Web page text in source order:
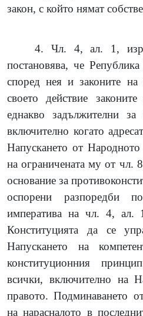
закон, с който нямат
4. Чл. 4, ал. 1,
постановява, че
според нея и законите
своето действие
еднакво задължителни за
включително когато
Напускането от
на ограничената му от чл.
основание за
оспорени разпоредби
императива на чл. 4,
Конституцията да се
Напускането на
конституционния
всички, включително на
правото. Подминаването
на нарасналото в